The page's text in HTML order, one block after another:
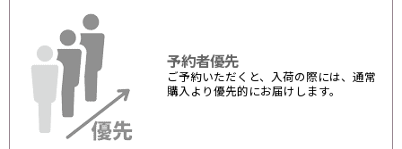
予約者優先
ご予約いただくと、入荷の際には、通常
購入より優先的にお届けします。